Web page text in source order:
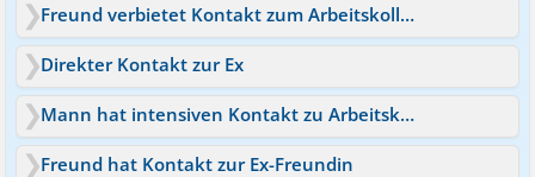
Freund verbietet Kontakt zum Arbeitskollegen
Direkter Kontakt zur Ex
Mann hat intensiven Kontakt zu Arbeitskollegin
Freund hat Kontakt zur Ex-Freundin